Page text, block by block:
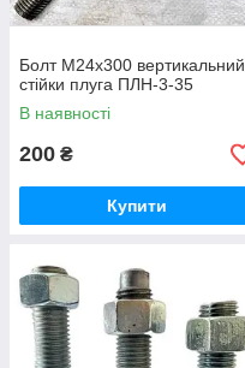
Болт М24х300 вертикальний
стійки плуга ПЛН-3-35
В наявності
200 ₴
Купити